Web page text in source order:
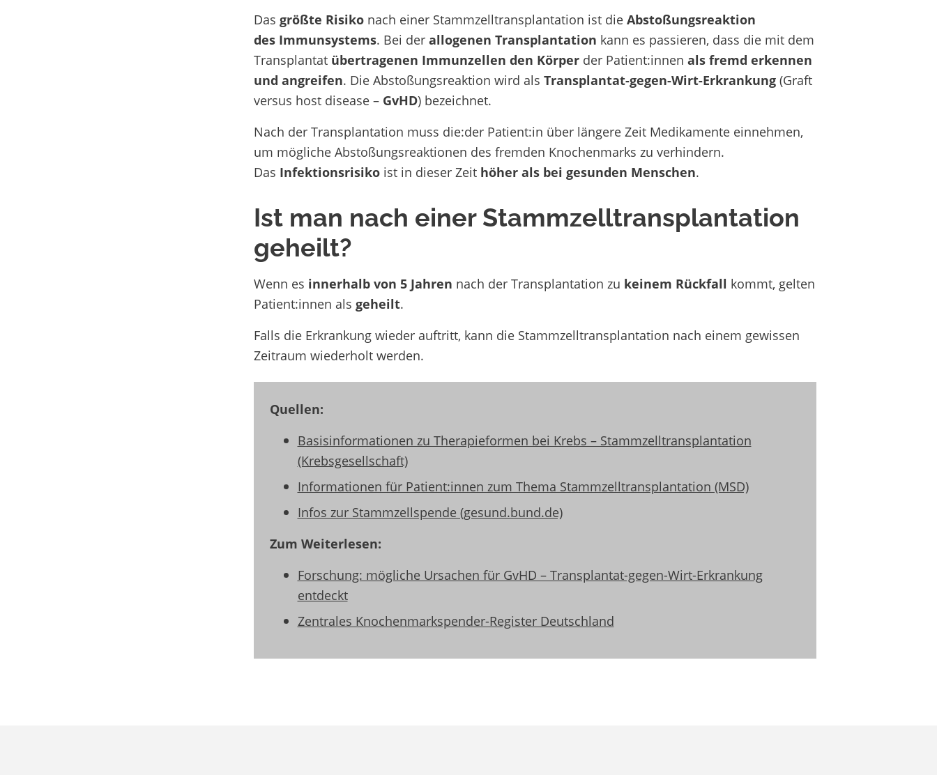
Das größte Risikonach einer Stammzelltransplantation ist die Abstoßungsreaktion
des Immunsystems. Bei der allogenen Transplantation kann es passieren, dass die mit dem
Transplantat übertragenen Immunzellen den Körperder Patient:innen als fremd erkennen
und angreifen. Die Abstoßungsreaktion wird als Transplantat-gegen-Wirt-Erkrankung(Graft
versus host disease – GvHD) bezeichnet.
Nach der Transplantation muss die:der Patient:in über längere Zeit Medikamente einnehmen,
um mögliche Abstoßungsreaktionen des fremden Knochenmarks zu verhindern.
Das Infektionsrisiko ist in dieser Zeit höher als bei gesunden Menschen.
Ist man nach einer Stammzelltransplantation
geheilt?
Wenn es innerhalb von 5 Jahren nach der Transplantation zu keinem Rückfall kommt, gelten
Patient:innen als geheilt.
Falls die Erkrankung wieder auftritt, kann die Stammzelltransplantation nach einem gewissen
Zeitraum wiederholt werden.
Quellen:
Basisinformationen zu Therapieformen bei Krebs – Stammzelltransplantation
(Krebsgesellschaft)
Informationen für Patient:innen zum Thema Stammzelltransplantation (MSD)
Infos zur Stammzellspende (gesund.bund.de)
Zum Weiterlesen:
Forschung: mögliche Ursachen für GvHD – Transplantat-gegen-Wirt-Erkrankung
entdeckt
Zentrales Knochenmarkspender-Register Deutschland